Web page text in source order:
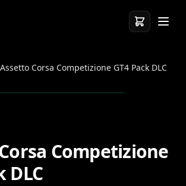
Assetto Corsa Competizione GT4 Pack DLC
Competizione
DLC